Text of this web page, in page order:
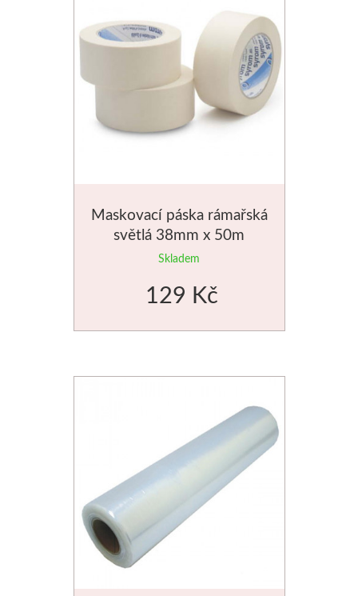
Štětce
Plátna
Suché pastely
Akryl
Média
Maskovací páska rámařská
světlá 38mm x 50m
Skladem
129 Kč